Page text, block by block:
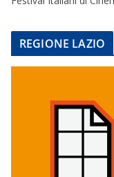
REGIONE LAZIO